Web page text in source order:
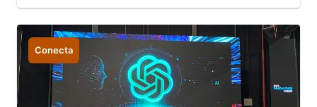
Conecta